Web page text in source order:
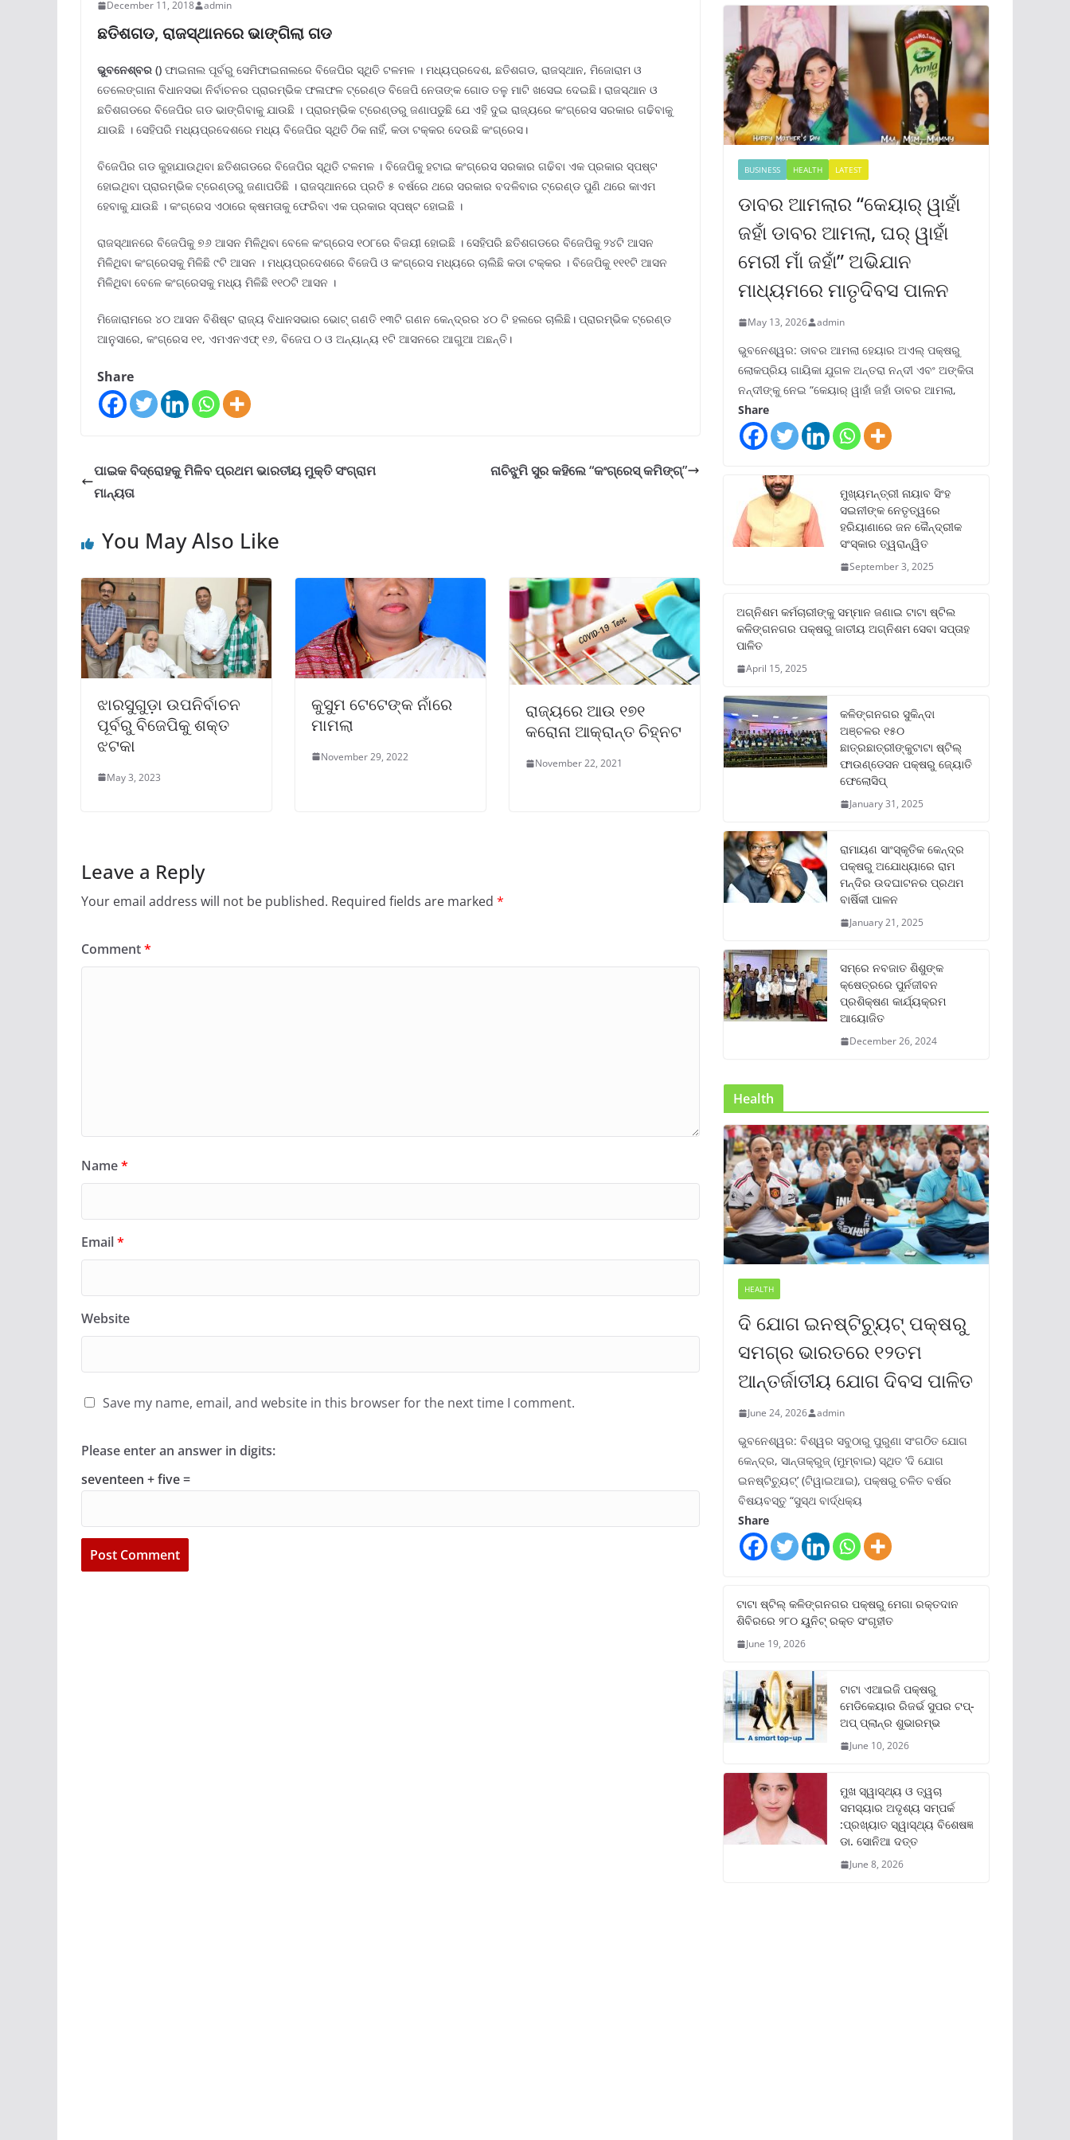
December 11, 2018 admin
ଛତିଶଗଡ, ରାଜସ୍ଥାନରେ ଭାଙ୍ଗିଲା ଗଡ
ଭୁବନେଶ୍ବର () ଫାଇନାଲ ପୂର୍ବରୁ ସେମିଫାଇନାଲରେ ବିଜେପିର ସ୍ଥିତି ଟଳମଳ । ମଧ୍ୟପ୍ରଦେଶ, ଛତିଶଗଡ, ରାଜସ୍ଥାନ, ମିଜୋରାମ ଓ
ତେଲେଙ୍ଗାନା ବିଧାନସଭା ନିର୍ବାଚନର ପ୍ରାରମ୍ଭିକ ଫଳାଫଳ ଟ୍ରେଣ୍ଡ ବିଜେପି ନେତାଙ୍କ ଗୋଡ ତଳୁ ମାଟି ଖସେଇ ଦେଇଛି। ରାଜସ୍ଥାନ ଓ
ଛତିଶଗଡରେ ବିଜେପିର ଗଡ ଭାଙ୍ଗିବାକୁ ଯାଉଛି । ପ୍ରାରମ୍ଭିକ ଟ୍ରେଣ୍ଡରୁ ଜଣାପଡୁଛି ଯେ ଏହି ଦୁଇ ରାଜ୍ୟରେ କଂଗ୍ରେସ ସରକାର ଗଢିବାକୁ
ଯାଉଛି । ସେହିପରି ମଧ୍ୟପ୍ରଦେଶରେ ମଧ୍ୟ ବିଜେପିର ସ୍ଥିତି ଠିକ ନାହିଁ, କଡା ଟକ୍କର ଦେଉଛି କଂଗ୍ରେସ।
ବିଜେପିର ଗଡ କୁହାଯାଉଥିବା ଛତିଶଗଡରେ ବିଜେପିର ସ୍ଥିତି ଟଳମଳ । ବିଜେପିକୁ ହଟାଇ କଂଗ୍ରେସ ସରକାର ଗଢିବା ଏକ ପ୍ରକାର ସ୍ପଷ୍ଟ
ହୋଇଥିବା ପ୍ରାରମ୍ଭିକ ଟ୍ରେଣ୍ଡରୁ ଜଣାପଡିଛି । ରାଜସ୍ଥାନରେ ପ୍ରତି ୫ ବର୍ଷରେ ଥରେ ସରକାର ବଦଳିବାର ଟ୍ରେଣ୍ଡ ପୁଣି ଥରେ କାଏମ
ହେବାକୁ ଯାଉଛି । କଂଗ୍ରେସ ଏଠାରେ କ୍ଷମତାକୁ ଫେରିବା ଏକ ପ୍ରକାର ସ୍ପଷ୍ଟ ହୋଇଛି ।
ରାଜସ୍ଥାନରେ ବିଜେପିକୁ ୭୬ ଆସନ ମିଳିଥିବା ବେଳେ କଂଗ୍ରେସ ୧୦୮ରେ ବିଜୟୀ ହୋଇଛି । ସେହିପରି ଛତିଶଗଡରେ ବିଜେପିକୁ ୨୪ଟି ଆସନ
ମିଳିଥିବା କଂଗ୍ରେସକୁ ମିଳିଛି ୯ଟି ଆସନ । ମଧ୍ୟପ୍ରଦେଶରେ ବିଜେପି ଓ କଂଗ୍ରେସ ମଧ୍ୟରେ ଚାଲିଛି କଡା ଟକ୍କର । ବିଜେପିକୁ ୧୧୧ଟି ଆସନ
ମିଳିଥିବା ବେଳେ କଂଗ୍ରେସକୁ ମଧ୍ୟ ମିଳିଛି ୧୧୦ଟି ଆସନ ।
ମିଜୋରାମରେ ୪୦ ଆସନ ବିଶିଷ୍ଟ ରାଜ୍ୟ ବିଧାନସଭାର ଭୋଟ୍ ଗଣତି ୧୩ଟି ଗଣନ କେନ୍ଦ୍ରର ୪୦ ଟି ହଲରେ ଚାଲିଛି। ପ୍ରାରମ୍ଭିକ ଟ୍ରେଣ୍ଡ
ଆନୁସାରେ, କଂଗ୍ରେସ ୧୧, ଏମଏନଏଫ୍ ୧୬, ବିଜେପ ୦ ଓ ଅନ୍ୟାନ୍ୟ ୧ଟି ଆସନରେ ଆଗୁଆ ଅଛନ୍ତି।
Share
ପାଇକ ବିଦ୍ରୋହକୁ ମିଳିବ ପ୍ରଥମ ଭାରତୀୟ ମୁକ୍ତି ସଂଗ୍ରାମ
ମାନ୍ୟତା
ନାଚିଝୁମି ସୁର କହିଲେ “କଂଗ୍ରେସ୍ କମିଙ୍ଗ୍”
You May Also Like
ଝାରସୁଗୁଡ଼ା ଉପନିର୍ବାଚନ
ପୂର୍ବରୁ ବିଜେପିକୁ ଶକ୍ତ
ଝଟକା
May 3, 2023
କୁସୁମ ଟେଟେଙ୍କ ନାଁରେ
ମାମଲା
November 29, 2022
ରାଜ୍ୟରେ ଆଉ ୧୭୧
କରୋନା ଆକ୍ରାନ୍ତ ଚିହ୍ନଟ
November 22, 2021
Leave a Reply
Your email address will not be published. Required fields are marked *
Comment*
Name*
Email*
Website
Save my name, email, and website in this browser for the next time I comment.
Please enter an answer in digits:
seventeen + five =
BUSINESS HEALTH LATEST
ଡାବର ଆମଲାର “କେୟାର୍ ୱାହାଁ
ଜହାଁ ଡାବର ଆମଲା, ଘର୍ ୱାହାଁ
ମେରୀ ମାଁ ଜହାଁ” ଅଭିଯାନ
ମାଧ୍ୟମରେ ମାତୃଦିବସ ପାଳନ
May 13, 2026 admin
ଭୁବନେଶ୍ୱର: ଡାବର ଆମଲା ହେୟାର ଅଏଲ୍ ପକ୍ଷରୁ
ଲୋକପ୍ରିୟ ଗାୟିକା ଯୁଗଳ ଅନ୍ତରା ନନ୍ଦୀ ଏବଂ ଅଙ୍କିତା
ନନ୍ଦୀଙ୍କୁ ନେଇ “କେୟାର୍ ୱାହାଁ ଜହାଁ ଡାବର ଆମଲା,
Share
ମୁଖ୍ୟମନ୍ତ୍ରୀ ନାୟାବ ସିଂହ
ସଇନୀଙ୍କ ନେତୃତ୍ୱରେ
ହରିୟାଣାରେ ଜନ କୈନ୍ଦ୍ରୀକ
ସଂସ୍କାର ତ୍ୱରାନ୍ୱିତ
September 3, 2025
ଅଗ୍ନିଶମ କର୍ମଚାରୀଙ୍କୁ ସମ୍ମାନ ଜଣାଇ ଟାଟା ଷ୍ଟିଲ
କଳିଙ୍ଗନଗର ପକ୍ଷରୁ ଜାତୀୟ ଅଗ୍ନିଶମ ସେବା ସପ୍ତାହ
ପାଳିତ
April 15, 2025
କଳିଙ୍ଗନଗର ସୁକିନ୍ଦା
ଅଞ୍ଚଳର ୧୫୦
ଛାତ୍ରଛାତ୍ରୀଙ୍କୁଟାଟା ଷ୍ଟିଲ୍
ଫାଉଣ୍ଡେସନ ପକ୍ଷରୁ ଜ୍ୟୋତି
ଫେଲୋସିପ୍‌
January 31, 2025
ରାମାୟଣ ସାଂସ୍କୃତିକ କେନ୍ଦ୍ର
ପକ୍ଷରୁ ଅଯୋଧ୍ୟାରେ ରାମ
ମନ୍ଦିର ଉଦଘାଟନର ପ୍ରଥମ
ବାର୍ଷିକୀ ପାଳନ
January 21, 2025
ସମ୍‌ରେ ନବଜାତ ଶିଶୁଙ୍କ
କ୍ଷେତ୍ରରେ ପୁର୍ନଜୀବନ
ପ୍ରଶିକ୍ଷଣ କାର୍ଯ୍ୟକ୍ରମ
ଆୟୋଜିତ
December 26, 2024
Health
HEALTH
ଦି ଯୋଗ ଇନଷ୍ଟିଚ୍ୟୁଟ୍ ପକ୍ଷରୁ
ସମଗ୍ର ଭାରତରେ ୧୨ତମ
ଆନ୍ତର୍ଜାତୀୟ ଯୋଗ ଦିବସ ପାଳିତ
June 24, 2026 admin
ଭୁବନେଶ୍ୱର: ବିଶ୍ୱର ସବୁଠାରୁ ପୁରୁଣା ସଂଗଠିତ ଯୋଗ
କେନ୍ଦ୍ର, ସାନ୍ତାକ୍ରୁଜ୍ (ମୁମ୍ବାଇ) ସ୍ଥିତ ‘ଦି ଯୋଗ
ଇନଷ୍ଟିଚ୍ୟୁଟ୍‌’ (ଟିୱାଇଆଇ), ପକ୍ଷରୁ ଚଳିତ ବର୍ଷର
ବିଷୟବସ୍ତୁ “ସୁସ୍ଥ ବାର୍ଦ୍ଧକ୍ୟ
Share
ଟାଟା ଷ୍ଟିଲ୍‌ କଳିଙ୍ଗନଗର ପକ୍ଷରୁ ମେଗା ରକ୍ତଦାନ
ଶିବିରରେ ୨୮୦ ୟୁନିଟ୍‌ ରକ୍ତ ସଂଗୃହୀତ
June 19, 2026
ଟାଟା ଏଆଇଜି ପକ୍ଷରୁ
ମେଡିକେୟାର ରିଜର୍ଭ ସୁପର ଟପ୍‌-
ଅପ୍ ପ୍ଲାନ୍‌ର ଶୁଭାରମ୍ଭ
June 10, 2026
ମୁଖ ସ୍ୱାସ୍ଥ୍ୟ ଓ ତ୍ୱଚା
ସମସ୍ୟାର ଅଦୃଶ୍ୟ ସମ୍ପର୍କ
:ପ୍ରଖ୍ୟାତ ସ୍ୱାସ୍ଥ୍ୟ ବିଶେଷଜ୍ଞ
ଡା. ସୋନିଆ ଦତ୍ତ
June 8, 2026